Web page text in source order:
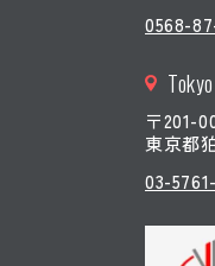
0568-
〒201-
東京都
03-